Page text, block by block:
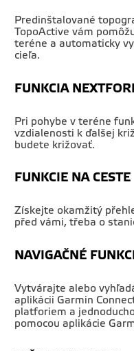
Predinštalované
TopoActive vám
teréne a automaticky
cieľa.
FUNKCIA
Pri pohybe v teréne
vzdialenosti k ďalšej
budete križovať.
FUNKCIE NA CESTE
Získejte okamžitý
před vámi, třeba o
NAVIGAČNÉ
Vytvárajte alebo
aplikácii Garmin
platforiem a
pomocou aplikácie